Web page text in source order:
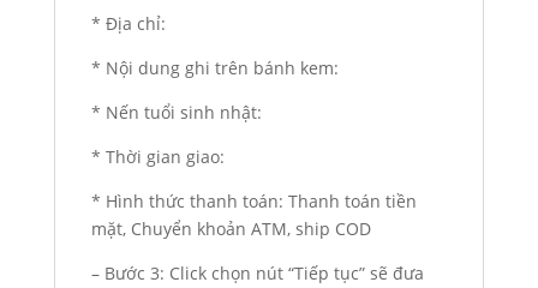
* Địa chỉ:
* Nội dung ghi trên bánh kem:
* Nến tuổi sinh nhật:
* Thời gian giao:
* Hình thức thanh toán: Thanh toán tiền
mặt, Chuyển khoản ATM, ship COD
– Bước 3: Click chọn nút “Tiếp tục” sẽ đưa